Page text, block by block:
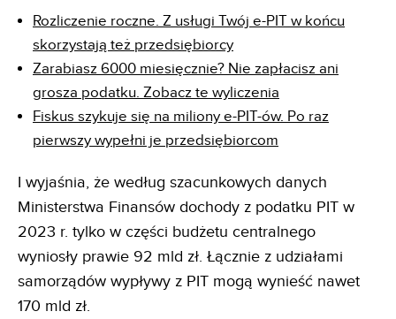
Rozliczenie roczne. Z usługi Twój e-PIT w końcu
skorzystają też przedsiębiorcy
Zarabiasz 6000 miesięcznie? Nie zapłacisz ani
grosza podatku. Zobacz te wyliczenia
Fiskus szykuje się na miliony e-PIT-ów. Po raz
pierwszy wypełni je przedsiębiorcom
I wyjaśnia, że według szacunkowych danych
Ministerstwa Finansów dochody z podatku PIT w
2023 r. tylko w części budżetu centralnego
wyniosły prawie 92 mld zł. Łącznie z udziałami
samorządów wypływy z PIT mogą wynieść nawet
170 mld zł.